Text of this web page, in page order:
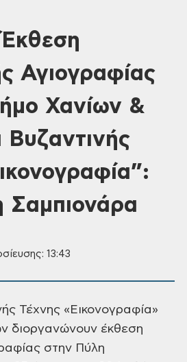
Αγιογραφίας
Χανίων &
Σαμπιονάρα
13:43
Τέχνης «Εικονογραφία»
διοργανώνουν έκθεση
στην Πύλη